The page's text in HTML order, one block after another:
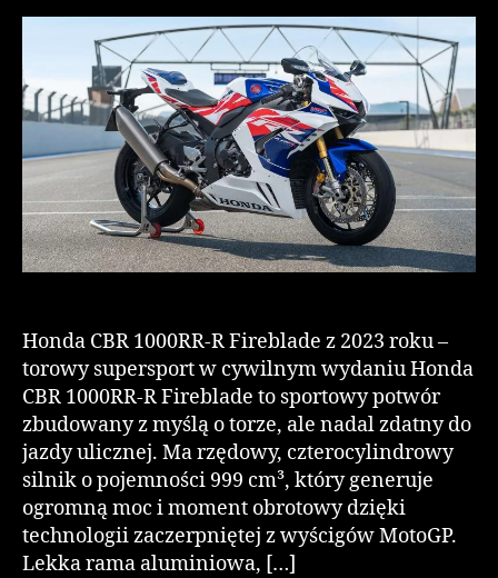
Honda CBR 1000RR-R Fireblade z 2023 roku –
torowy supersport w cywilnym wydaniu Honda
CBR 1000RR-R Fireblade to sportowy potwór
zbudowany z myślą o torze, ale nadal zdatny do
jazdy ulicznej. Ma rzędowy, czterocylindrowy
silnik o pojemności 999 cm³, który generuje
ogromną moc i moment obrotowy dzięki
technologii zaczerpniętej z wyścigów MotoGP.
Lekka rama aluminiowa, […]